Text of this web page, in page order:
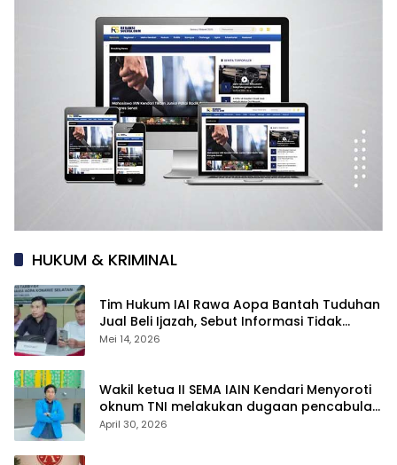
HUKUM & KRIMINAL
Tim Hukum IAI Rawa Aopa Bantah Tuduhan
Jual Beli Ijazah, Sebut Informasi Tidak
Berdasar
Mei 14, 2026
Wakil ketua II SEMA IAIN Kendari Menyoroti
oknum TNI melakukan dugaan pencabulan
anak di bawah umur
April 30, 2026